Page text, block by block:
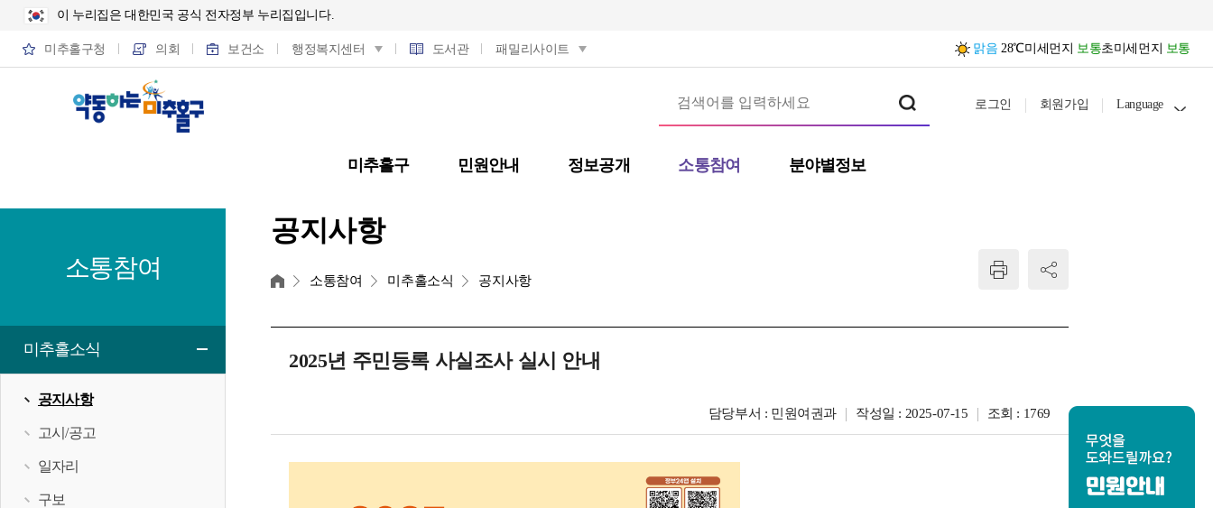
이 누리집은 대한민국 공식 전자정부 누리집입니다.
미추홀구청 의회 보건소 행정복지센터 도서관 패밀리사이트 맑음 28℃미세먼지 보통초미세먼지 보통
미추홀구 민원안내 정보공개 소통참여 분야별정보
로그인 회원가입 Language
소통참여
미추홀소식
공지사항
고시/공고
일자리
구보
공지사항
홈 소통참여 미추홀소식 공지사항
2025년 주민등록 사실조사 실시 안내
담당부서 : 민원여권과 작성일 : 2025-07-15 조회 : 1769